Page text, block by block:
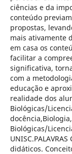
ciências e da
conteúdo
propostas,
mais ativamente
em casa os
facilitar a
significativa,
com a
educação e
realidade dos
Biológicas/
Biológicas/
didáticos.